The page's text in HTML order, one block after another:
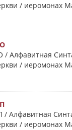
/ иеромонах
Алфавитная
/ иеромонах
Алфавитная
/ иеромонах